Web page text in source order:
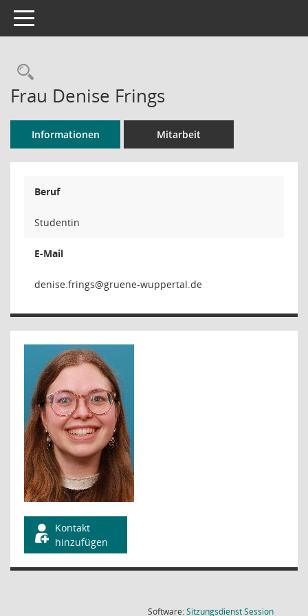
Toggle navigation
Rechercheauswahl
Frau Denise Frings
Informationen Mitarbeit
Beruf
Studentin
E-Mail
sgnirf.
Kontakt
hinzufügen
Software:SitzungsdienstSession(Wird in